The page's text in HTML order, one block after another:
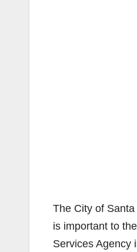
The City of
is important to
Services Agency